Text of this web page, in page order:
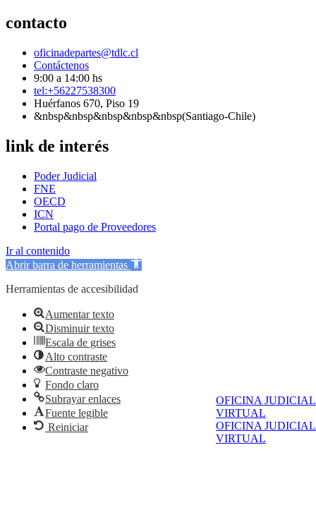
OFICINA JUDICIAL
VIRTUAL
OFICINA JUDICIAL
VIRTUAL
contacto
oficinadepartes@tdlc.cl
Contáctenos
9:00 a 14:00 hs
tel:+56227538300
Huérfanos 670, Piso 19
&nbsp&nbsp&nbsp&nbsp&nbsp(Santiago-Chile)
link de interés
Poder Judicial
FNE
OECD
ICN
Portal pago de Proveedores
Ir al contenido
Abrir barra de herramientas
Herramientas de accesibilidad
Aumentar texto
Disminuir texto
Escala de grises
Alto contraste
Contraste negativo
Fondo claro
Subrayar enlaces
Fuente legible
Reiniciar